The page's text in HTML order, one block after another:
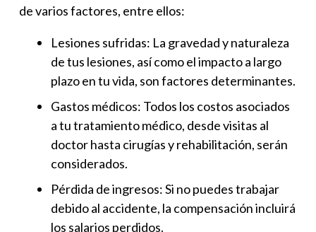
de varios factores, entre ellos:
Lesiones sufridas: La gravedad y naturaleza
de tus lesiones, así como el impacto a largo
plazo en tu vida, son factores determinantes.
Gastos médicos: Todos los costos asociados
a tu tratamiento médico, desde visitas al
doctor hasta cirugías y rehabilitación, serán
considerados.
Pérdida de ingresos: Si no puedes trabajar
debido al accidente, la compensación incluirá
los salarios perdidos.